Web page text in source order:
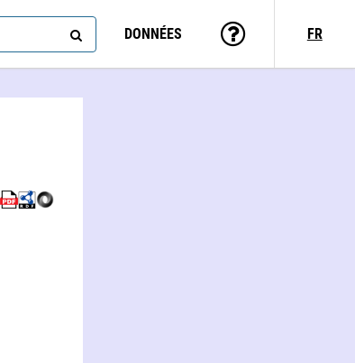
DONNÉES FR